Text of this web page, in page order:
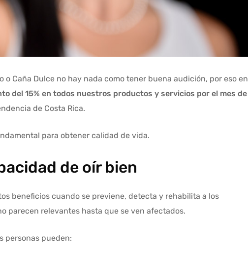
Caña Dulce no hay nada como tener buena audición, por eso en
del 15% en todos nuestros productos y servicios por el mes de
de Costa Rica.
para obtener calidad de vida.
de oír bien
beneficios cuando se previene, detecta y rehabilita a los
parecen relevantes hasta que se ven afectados.
personas pueden: